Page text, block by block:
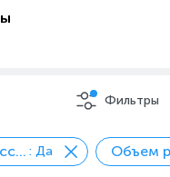
Фильтры
Товары с экспресс доставкой : Да